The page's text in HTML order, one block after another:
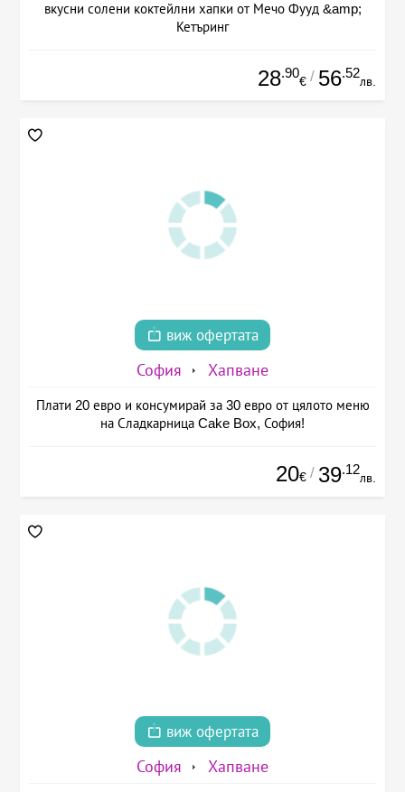
вкусни солени коктейлни хапки от Мечо Фууд &amp;
Кетъринг
28.90
€ / 56.52
лв.
виж офертата
София Хапване
Плати 20 евро и консумирай за 30 евро от цялото меню
на Сладкарница Cake Box, София!
20€ / 39.12
лв.
виж офертата
София Хапване